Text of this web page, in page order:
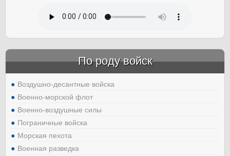
По роду войск
Воздушно-десантные войска
Военно-морской флот
Военно-воздушные силы
Пограничные войска
Морская пехота
Военная разведка